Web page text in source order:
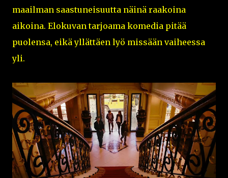
maailman saastuneisuutta näinä raakoina
aikoina. Elokuvan tarjoama komedia pitää
puolensa, eikä yllättäen lyö missään vaiheessa
yli.